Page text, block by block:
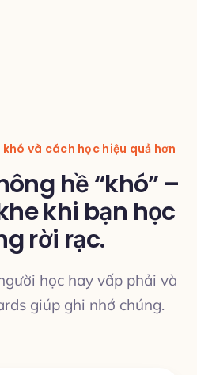
và cách học hiệu quả hơn
hề “khó” –
khi bạn học
rời rạc.
học hay vấp phải và
giúp ghi nhớ chúng.